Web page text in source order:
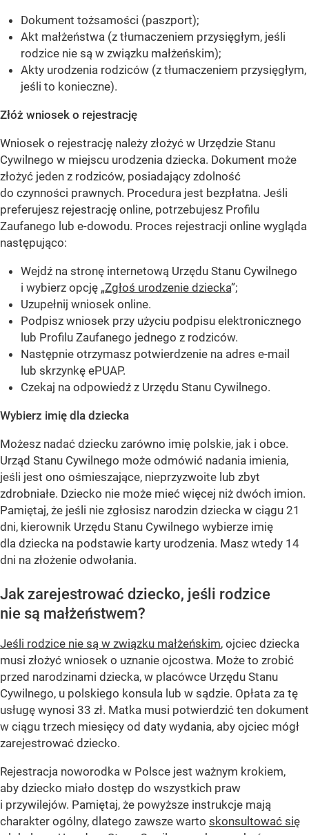
Dokument tożsamości (paszport);
Akt małżeństwa (z tłumaczeniem przysięgłym, jeśli
rodzice nie są w związku małżeńskim);
Akty urodzenia rodziców (z tłumaczeniem przysięgłym,
jeśli to konieczne).
Złóż wniosek o rejestrację
Wniosek o rejestrację należy złożyć w Urzędzie Stanu
Cywilnego w miejscu urodzenia dziecka. Dokument może
złożyć jeden z rodziców, posiadający zdolność
do czynności prawnych. Procedura jest bezpłatna. Jeśli
preferujesz rejestrację online, potrzebujesz Profilu
Zaufanego lub e-dowodu. Proces rejestracji online wygląda
następująco:
Wejdź na stronę internetową Urzędu Stanu Cywilnego
i wybierz opcję „Zgłoś urodzenie dziecka”;
Uzupełnij wniosek online.
Podpisz wniosek przy użyciu podpisu elektronicznego
lub Profilu Zaufanego jednego z rodziców.
Następnie otrzymasz potwierdzenie na adres e-mail
lub skrzynkę ePUAP.
Czekaj na odpowiedź z Urzędu Stanu Cywilnego.
Wybierz imię dla dziecka
Możesz nadać dziecku zarówno imię polskie, jak i obce.
Urząd Stanu Cywilnego może odmówić nadania imienia,
jeśli jest ono ośmieszające, nieprzyzwoite lub zbyt
zdrobniałe. Dziecko nie może mieć więcej niż dwóch imion.
Pamiętaj, że jeśli nie zgłosisz narodzin dziecka w ciągu 21
dni, kierownik Urzędu Stanu Cywilnego wybierze imię
dla dziecka na podstawie karty urodzenia. Masz wtedy 14
dni na złożenie odwołania.
Jak zarejestrować dziecko, jeśli rodzice
nie są małżeństwem?
Jeśli rodzice nie są w związku małżeńskim, ojciec dziecka
musi złożyć wniosek o uznanie ojcostwa. Może to zrobić
przed narodzinami dziecka, w placówce Urzędu Stanu
Cywilnego, u polskiego konsula lub w sądzie. Opłata za tę
usługę wynosi 33 zł. Matka musi potwierdzić ten dokument
w ciągu trzech miesięcy od daty wydania, aby ojciec mógł
zarejestrować dziecko.
Rejestracja noworodka w Polsce jest ważnym krokiem,
aby dziecko miało dostęp do wszystkich praw
i przywilejów. Pamiętaj, że powyższe instrukcje mają
charakter ogólny, dlatego zawsze warto skonsultować się